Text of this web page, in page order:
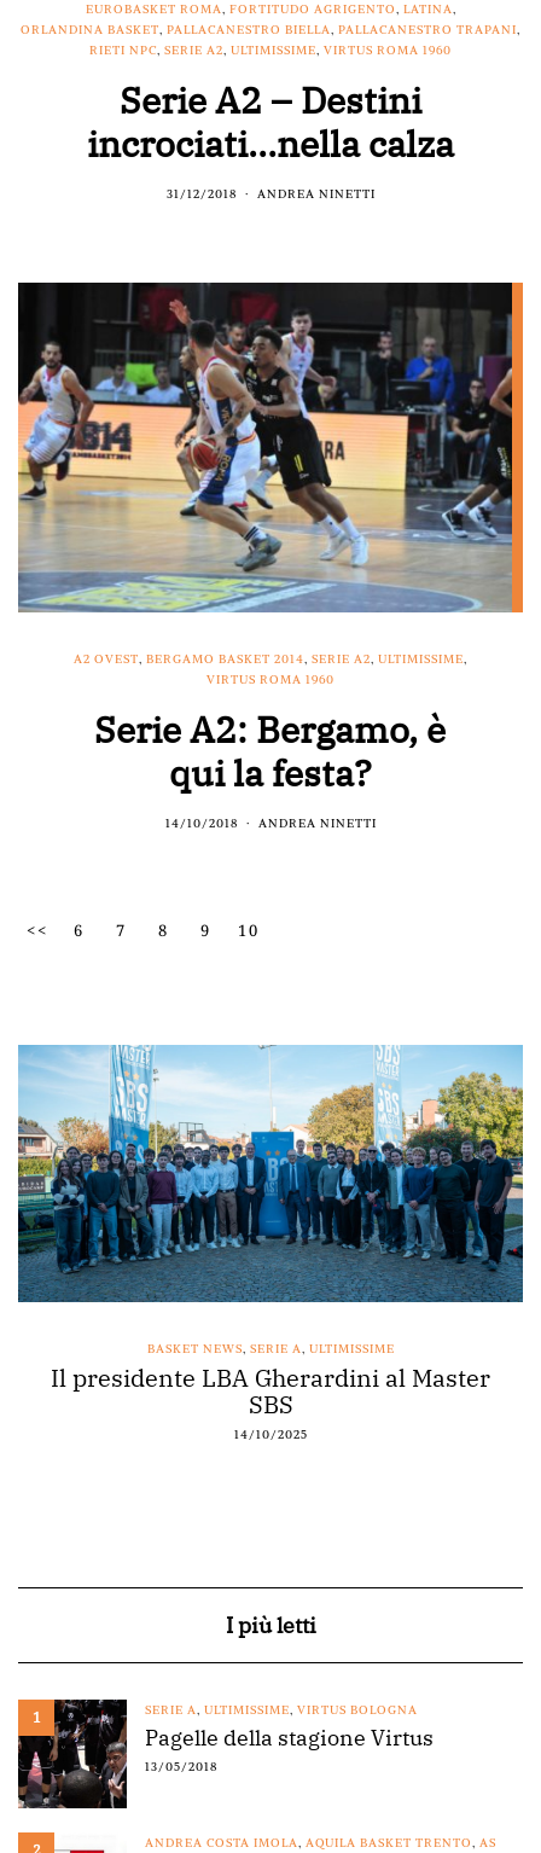
EUROBASKET ROMA, FORTITUDO AGRIGENTO, LATINA,
ORLANDINA BASKET, PALLACANESTRO BIELLA, PALLACANESTRO TRAPANI,
RIETI NPC, SERIE A2, ULTIMISSIME, VIRTUS ROMA 1960
Serie A2 – Destini
incrociati…nella calza
31/12/2018 ANDREA NINETTI
A2 OVEST, BERGAMO BASKET 2014, SERIE A2, ULTIMISSIME,
VIRTUS ROMA 1960
Serie A2: Bergamo, è
qui la festa?
14/10/2018 ANDREA NINETTI
<< 6 7 8 9 10
BASKET NEWS, SERIE A, ULTIMISSIME
Il presidente LBA Gherardini al Master
SBS
14/10/2025
I più letti
1 SERIE A, ULTIMISSIME, VIRTUS BOLOGNA
Pagelle della stagione Virtus
13/05/2018
ANDREA COSTA IMOLA, AQUILA BASKET TRENTO, AS